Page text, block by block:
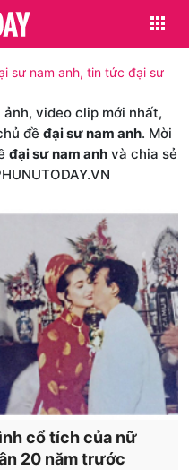
sư nam anh, tin tức đại sư
video clip mới nhất,
đề đại sư nam anh. Mời
đại sư nam anh và chia sẻ
cổ tích của nữ
20 năm trước